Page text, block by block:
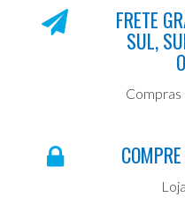
FRETE
SUL,
Compras